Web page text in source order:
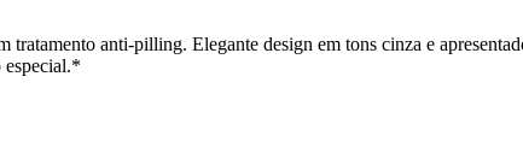
anti-pilling. Elegante design em tons cinza e
especial.*